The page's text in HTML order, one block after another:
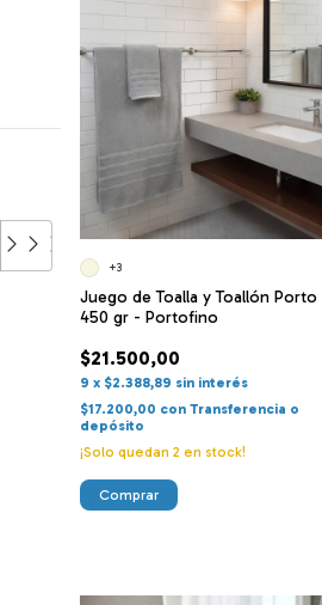
Juego de Toalla y Toallón Porto
450 gr - Portofino
$21.500,00
9 x $2.388,89 sin interés
$17.200,00 con Transferencia o
depósito
¡Solo quedan2 en stock!
+3
Comprar